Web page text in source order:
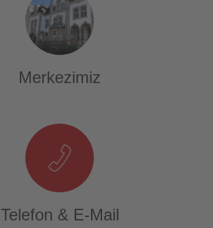
Merkezimiz
Telefon & E-Mail